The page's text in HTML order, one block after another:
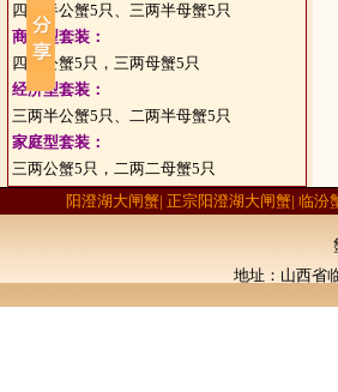
四两半公蟹5只、三两半母蟹5只
商务型套装：
四两公蟹5只，三两母蟹5只
经济型套装：
三两半公蟹5只、二两半母蟹5只
家庭型套装：
三两公蟹5只，二两二母蟹5只
阳澄湖大闸蟹| 正宗阳澄湖大闸蟹| 临
地址：山西省